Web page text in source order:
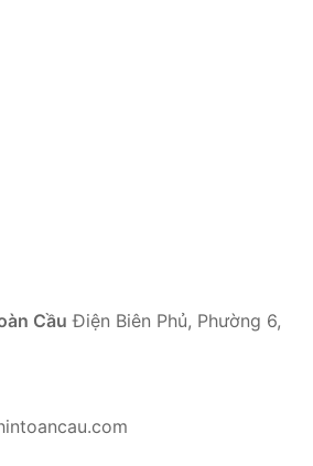
Cầu Điện Biên Phủ, Phường 6,